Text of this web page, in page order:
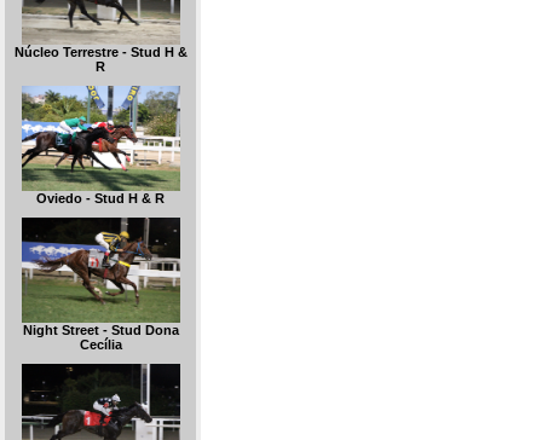
Núcleo Terrestre - Stud H &
R
Oviedo - Stud H & R
Night Street - Stud Dona
Cecília